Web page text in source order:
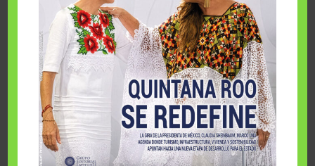
Fairmont Mayakoba y Make-A-Wish México unieron
esfuerzos para hacer realidad el deseo de una …